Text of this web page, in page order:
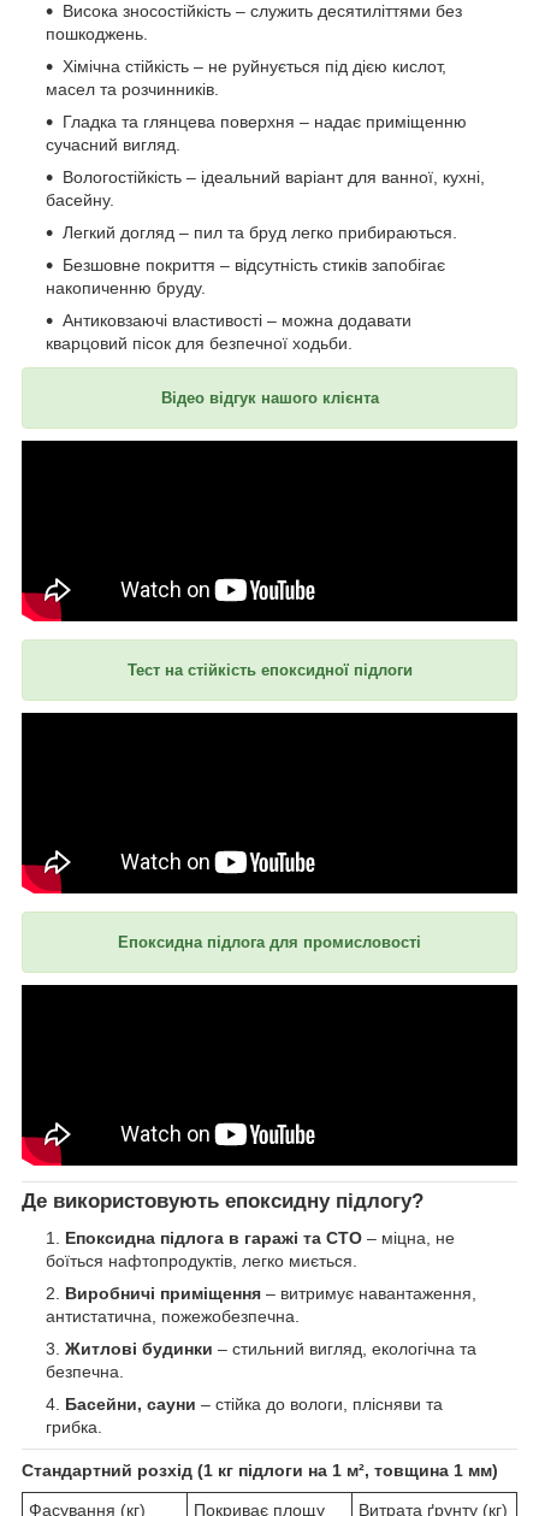
Висока зносостійкість – служить десятиліттями без
пошкоджень.
Хімічна стійкість – не руйнується під дією кислот,
масел та розчинників.
Гладка та глянцева поверхня – надає приміщенню
сучасний вигляд.
Вологостійкість – ідеальний варіант для ванної, кухні,
басейну.
Легкий догляд – пил та бруд легко прибираються.
Безшовне покриття – відсутність стиків запобігає
накопиченню бруду.
Антиковзаючі властивості – можна додавати
кварцовий пісок для безпечної ходьби.
Відео відгук нашого клієнта
Тест на стійкість епоксидної підлоги
Епоксидна підлога для промисловості
Де використовують епоксидну підлогу?
Епоксидна підлога в гаражі та СТО – міцна, не
боїться нафтопродуктів, легко миється.
Виробничі приміщення – витримує навантаження,
антистатична, пожежобезпечна.
Житлові будинки – стильний вигляд, екологічна та
безпечна.
Басейни, сауни – стійка до вологи, плісняви та
грибка.
Стандартний розхід (1 кг підлоги на 1 м², товщина 1 мм)
Фасування (кг) Покриває площу Витрата ґрунту (кг)